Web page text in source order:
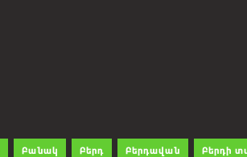
Բանակ Բերդ Բերդավան Բերդի